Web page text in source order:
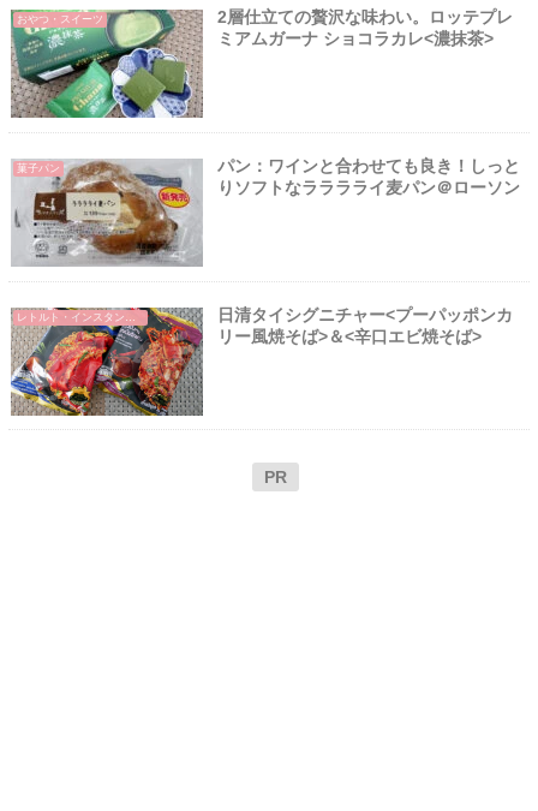
おやつ・スイーツ
2層仕立ての贅沢な味わい。ロッテプレ
ミアムガーナ ショコラカレ<濃抹茶>
菓子パン
パン：ワインと合わせても良き！しっと
りソフトなラララライ麦パン＠ローソン
日清タイシグニチャー<プーパッポンカ
リー風焼そば>＆<辛口エビ焼そば>
PR